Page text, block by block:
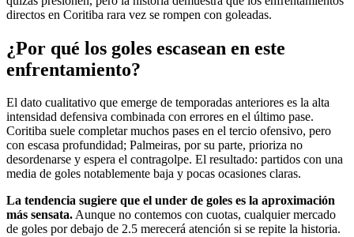
directos en Coritiba rara vez se rompen con goleadas.
¿Por qué los goles escasean en este
enfrentamiento?
El dato cualitativo que emerge de temporadas anteriores es la alta
intensidad defensiva combinada con errores en el último pase.
Coritiba suele completar muchos pases en el tercio ofensivo, pero
con escasa profundidad; Palmeiras, por su parte, prioriza no
desordenarse y espera el contragolpe. El resultado: partidos con una
media de goles notablemente baja y pocas ocasiones claras.
La tendencia sugiere que el under de goles es la aproximación
más sensata.Aunque no contemos con cuotas, cualquier mercado
de goles por debajo de 2.5 merecerá atención si se repite la historia.